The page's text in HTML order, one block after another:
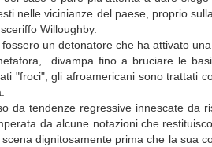
nelle vicinianze del paese, proprio
Willoughby.
un detonatore che ha attivato
divampa fino a bruciare le
"froci", gli afroamericani sono trattati
da tendenze regressive innescate da
da alcune notazioni che
dignitosamente prima che la sua